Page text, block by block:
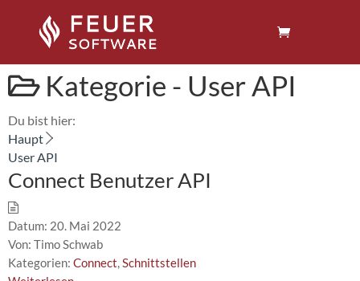
Kategorie - User API
Du bist hier:
Haupt
User API
Connect Benutzer API
Datum: 20. Mai 2022
Von: Timo Schwab
Kategorien: Connect,Schnittstellen